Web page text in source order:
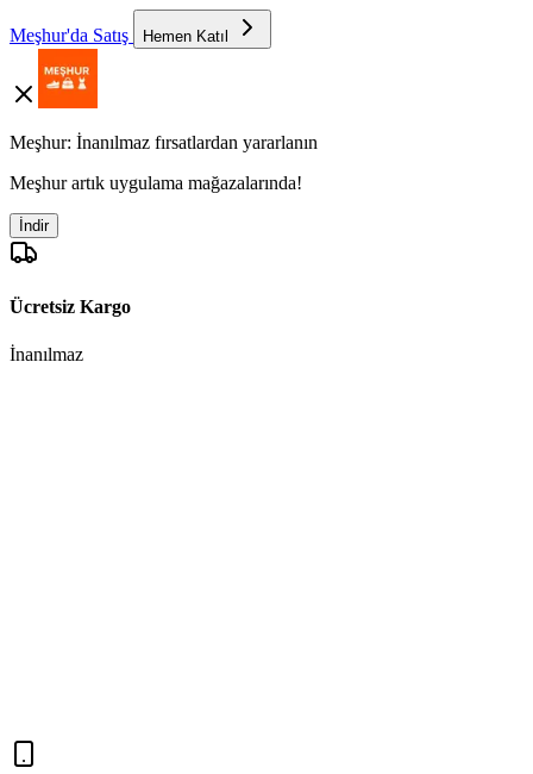
Meşhur'da Satış Hemen Katıl
Meşhur: İnanılmaz fırsatlardan yararlanın
Meşhur artık uygulama mağazalarında!
İndir
Ücretsiz Kargo
İnanılmaz